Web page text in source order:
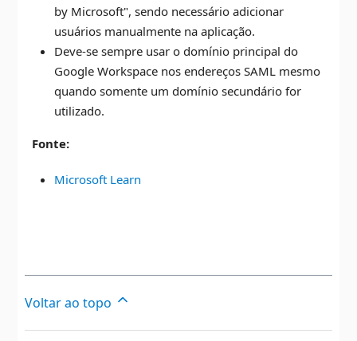
by Microsoft", sendo necessário adicionar
usuários manualmente na aplicação.
Deve-se sempre usar o domínio principal do
Google Workspace nos endereços SAML mesmo
quando somente um domínio secundário for
utilizado.
Fonte:
Microsoft Learn
Voltar ao topo